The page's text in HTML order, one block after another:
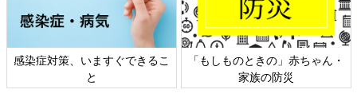
きの」赤ちゃん・
日本外来小児科学会リーフレッ
六星占術 細